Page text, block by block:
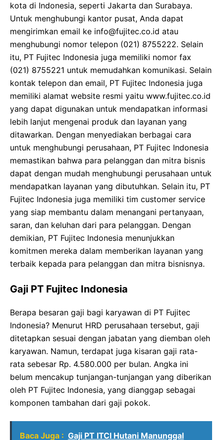
kota di Indonesia, seperti Jakarta dan Surabaya.
Untuk menghubungi kantor pusat, Anda dapat
mengirimkan email ke info@fujitec.co.id atau
menghubungi nomor telepon (021) 8755222. Selain
itu, PT Fujitec Indonesia juga memiliki nomor fax
(021) 8755221 untuk memudahkan komunikasi. Selain
kontak telepon dan email, PT Fujitec Indonesia juga
memiliki alamat website resmi yaitu www.fujitec.co.id
yang dapat digunakan untuk mendapatkan informasi
lebih lanjut mengenai produk dan layanan yang
ditawarkan. Dengan menyediakan berbagai cara
untuk menghubungi perusahaan, PT Fujitec Indonesia
memastikan bahwa para pelanggan dan mitra bisnis
dapat dengan mudah menghubungi perusahaan untuk
mendapatkan layanan yang dibutuhkan. Selain itu, PT
Fujitec Indonesia juga memiliki tim customer service
yang siap membantu dalam menangani pertanyaan,
saran, dan keluhan dari para pelanggan. Dengan
demikian, PT Fujitec Indonesia menunjukkan
komitmen mereka dalam memberikan layanan yang
terbaik kepada para pelanggan dan mitra bisnisnya.
Gaji PT Fujitec Indonesia
Berapa besaran gaji bagi karyawan di PT Fujitec
Indonesia? Menurut HRD perusahaan tersebut, gaji
ditetapkan sesuai dengan jabatan yang diemban oleh
karyawan. Namun, terdapat juga kisaran gaji rata-
rata sebesar Rp. 4.580.000 per bulan. Angka ini
belum mencakup tunjangan-tunjangan yang diberikan
oleh PT Fujitec Indonesia, yang dianggap sebagai
komponen tambahan dari gaji pokok.
Baca Juga : Gaji PT ITCI Hutani Manunggal